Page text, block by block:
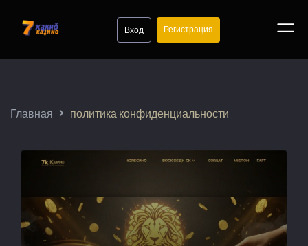
Вход Регистрация
Главная политика конфиденциальности